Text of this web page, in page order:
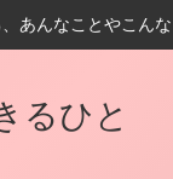
あんなことやこん
るひと